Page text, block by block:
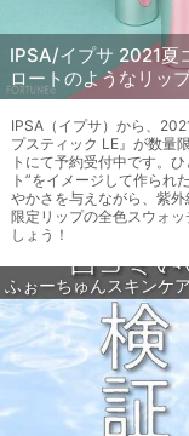
IPSA/イプサ 2021夏
ロートのようなリッ
IPSA（イプサ）から、
プスティック LE』が数量
トにて予約受付中です。
ト”をイメージして作られ
やかさを与えながら、紫
限定リップの全色スウォ
しょう！
ふぉーちゅんスキンケ